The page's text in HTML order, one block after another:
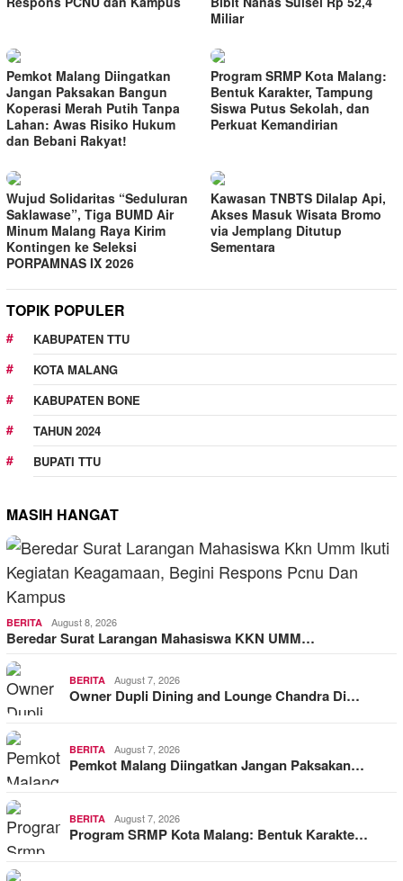
Miliar
Pemkot Malang Diingatkan
Jangan Paksakan Bangun
Koperasi Merah Putih Tanpa
Lahan: Awas Risiko Hukum
dan Bebani Rakyat!
Program SRMP Kota Malang:
Bentuk Karakter, Tampung
Siswa Putus Sekolah, dan
Perkuat Kemandirian
Wujud Solidaritas “Seduluran
Saklawase”, Tiga BUMD Air
Minum Malang Raya Kirim
Kontingen ke Seleksi
PORPAMNAS IX 2026
Kawasan TNBTS Dilalap Api,
Akses Masuk Wisata Bromo
via Jemplang Ditutup
Sementara
TOPIK POPULER
KABUPATEN TTU
KOTA MALANG
KABUPATEN BONE
TAHUN 2024
BUPATI TTU
MASIH HANGAT
BERITA August 8, 2026
Beredar Surat Larangan Mahasiswa KKN UMM…
BERITA August 7, 2026
Owner Dupli Dining and Lounge Chandra Di…
BERITA August 7, 2026
Pemkot Malang Diingatkan Jangan Paksakan…
BERITA August 7, 2026
Program SRMP Kota Malang: Bentuk Karakte…